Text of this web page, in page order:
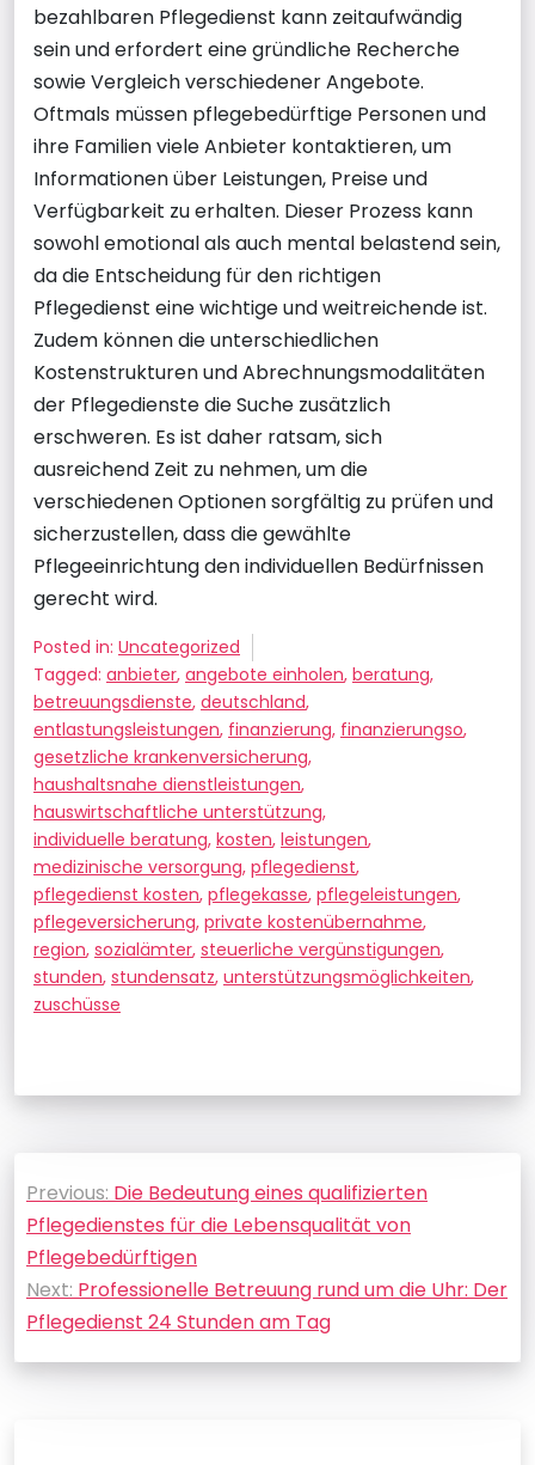
bezahlbaren Pflegedienst kann zeitaufwändig
sein und erfordert eine gründliche Recherche
sowie Vergleich verschiedener Angebote.
Oftmals müssen pflegebedürftige Personen und
ihre Familien viele Anbieter kontaktieren, um
Informationen über Leistungen, Preise und
Verfügbarkeit zu erhalten. Dieser Prozess kann
sowohl emotional als auch mental belastend sein,
da die Entscheidung für den richtigen
Pflegedienst eine wichtige und weitreichende ist.
Zudem können die unterschiedlichen
Kostenstrukturen und Abrechnungsmodalitäten
der Pflegedienste die Suche zusätzlich
erschweren. Es ist daher ratsam, sich
ausreichend Zeit zu nehmen, um die
verschiedenen Optionen sorgfältig zu prüfen und
sicherzustellen, dass die gewählte
Pflegeeinrichtung den individuellen Bedürfnissen
gerecht wird.
Posted in: Uncategorized
Tagged: anbieter, angebote einholen, beratung,
betreuungsdienste, deutschland,
entlastungsleistungen, finanzierung, finanzierungso,
gesetzliche krankenversicherung,
haushaltsnahe dienstleistungen,
hauswirtschaftliche unterstützung,
individuelle beratung, kosten, leistungen,
medizinische versorgung, pflegedienst,
pflegedienst kosten, pflegekasse, pflegeleistungen,
pflegeversicherung, private kostenübernahme,
region, sozialämter, steuerliche vergünstigungen,
stunden, stundensatz, unterstützungsmöglichkeiten,
zuschüsse
Beitragsnavigation
Previous: Die Bedeutung eines qualifizierten
Pflegedienstes für die Lebensqualität von
Pflegebedürftigen
Next: Professionelle Betreuung rund um die Uhr: Der
Pflegedienst 24 Stunden am Tag